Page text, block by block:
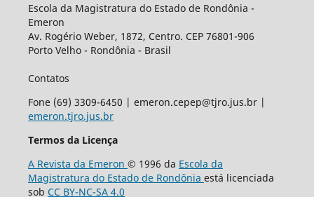
Escola da Magistratura do Estado de Rondônia -
Emeron
Av. Rogério Weber, 1872, Centro. CEP 76801-906
Porto Velho - Rondônia - Brasil
Contatos
Fone (69) 3309-6450 | emeron.cepep@tjro.jus.br |
emeron.tjro.jus.br
Termos da Licença
A Revista da Emeron © 1996 da Escola da
Magistratura do Estado de Rondônia está licenciada
sob CC BY-NC-SA 4.0